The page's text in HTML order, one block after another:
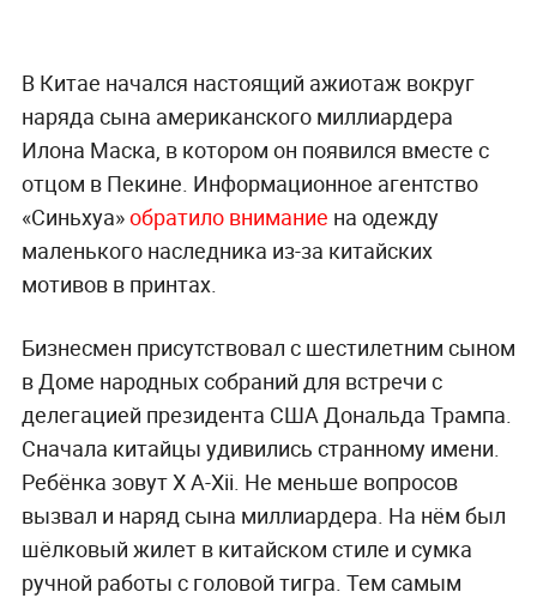
В Китае начался настоящий ажиотаж вокруг
наряда сына американского миллиардера
Илона Маска, в котором он появился вместе с
отцом в Пекине. Информационное агентство
«Синьхуа»обратило внимание на одежду
маленького наследника из-за китайских
мотивов в принтах.
Бизнесмен присутствовал с шестилетним сыном
в Доме народных собраний для встречи с
делегацией президента США Дональда Трампа.
Сначала китайцы удивились странному имени.
Ребёнка зовут X A-Xii. Не меньше вопросов
вызвал и наряд сына миллиардера. На нём был
шёлковый жилет в китайском стиле и сумка
ручной работы с головой тигра. Тем самым